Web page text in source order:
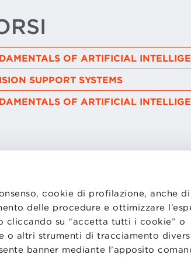
cookie di profilazione, anche
delle procedure e ottimizzare
cliccando su “accetta tutti i cookie” o
o altri strumenti di tracciamento
banner mediante l’apposito
OF ARTIFICIAL
SUPPORT SYSTEMS
OF ARTIFICIAL
LAVORA CON NOI
STATUTO
CODICE ETICO
WHISTLEBLOWING